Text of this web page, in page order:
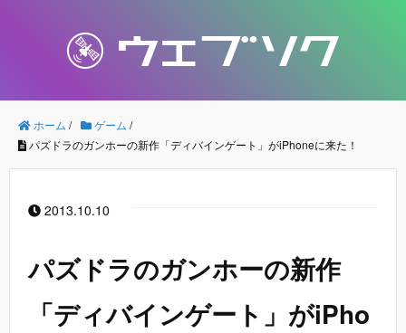
ホーム / ゲーム /
パズドラのガンホーの新作「ディバインゲート」がiPhoneに来た！
2013.10.10
パズドラのガンホーの新作
「ディバインゲート」がiPho